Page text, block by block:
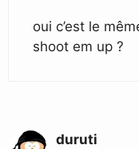
oui c’est le
shoot em up ?
duruti